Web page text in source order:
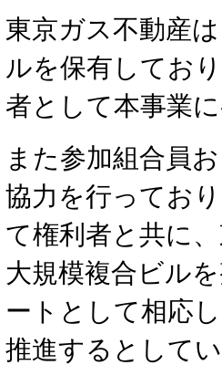
東京ガス不動産
ルを保有してお
者として本事業
また参加組合員
協力を行ってお
て権利者と共に
大規模複合ビル
ートとして相応
推進するとして